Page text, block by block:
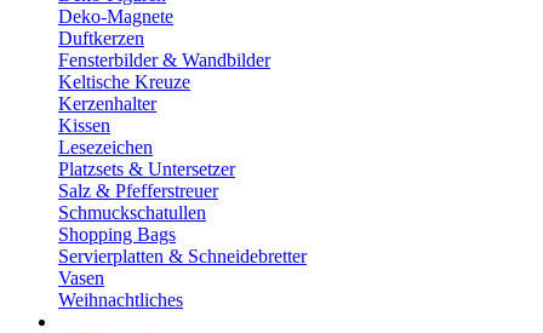
Deko-Magnete
Duftkerzen
Fensterbilder & Wandbilder
Keltische Kreuze
Kerzenhalter
Kissen
Lesezeichen
Platzsets & Untersetzer
Salz & Pfefferstreuer
Schmuckschatullen
Shopping Bags
Servierplatten & Schneidebretter
Vasen
Weihnachtliches